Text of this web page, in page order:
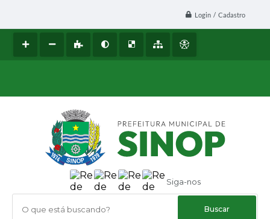
Login / Cadastro
Siga-nos
O que está buscando?